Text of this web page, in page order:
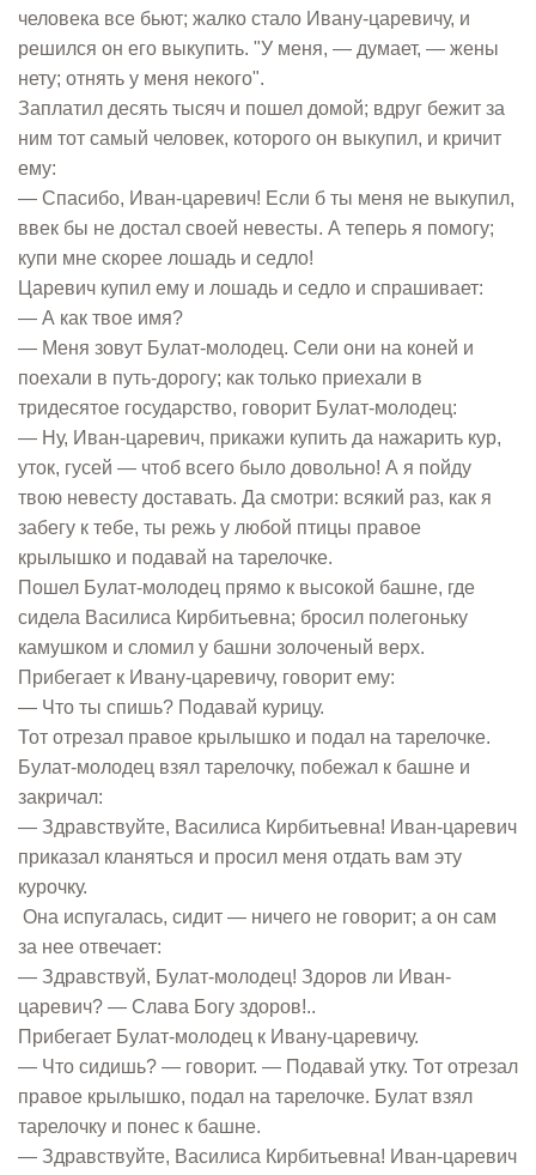
человека все бьют; жалко стало Ивану-царевичу, и
решился он его выкупить. "У меня, — думает, — жены
нету; отнять у меня некого".
Заплатил десять тысяч и пошел домой; вдруг бежит за
ним тот самый человек, которого он выкупил, и кричит
ему:
— Спасибо, Иван-царевич! Если б ты меня не выкупил,
ввек бы не достал своей невесты. А теперь я помогу;
купи мне скорее лошадь и седло!
Царевич купил ему и лошадь и седло и спрашивает:
— А как твое имя?
— Меня зовут Булат-молодец. Сели они на коней и
поехали в путь-дорогу; как только приехали в
тридесятое государство, говорит Булат-молодец:
— Ну, Иван-царевич, прикажи купить да нажарить кур,
уток, гусей — чтоб всего было довольно! А я пойду
твою невесту доставать. Да смотри: всякий раз, как я
забегу к тебе, ты режь у любой птицы правое
крылышко и подавай на тарелочке.
Пошел Булат-молодец прямо к высокой башне, где
сидела Василиса Кирбитьевна; бросил полегоньку
камушком и сломил у башни золоченый верх.
Прибегает к Ивану-царевичу, говорит ему:
— Что ты спишь? Подавай курицу.
Тот отрезал правое крылышко и подал на тарелочке.
Булат-молодец взял тарелочку, побежал к башне и
закричал:
— Здравствуйте, Василиса Кирбитьевна! Иван-царевич
приказал кланяться и просил меня отдать вам эту
курочку.
Она испугалась, сидит — ничего не говорит; а он сам
за нее отвечает:
— Здравствуй, Булат-молодец! Здоров ли Иван-
царевич? — Слава Богу здоров!..
Прибегает Булат-молодец к Ивану-царевичу.
— Что сидишь? — говорит. — Подавай утку. Тот отрезал
правое крылышко, подал на тарелочке. Булат взял
тарелочку и понес к башне.
— Здравствуйте, Василиса Кирбитьевна! Иван-царевич